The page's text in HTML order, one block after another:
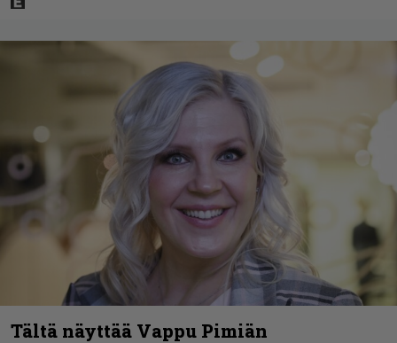
Tältä näyttää Vappu Pimiän